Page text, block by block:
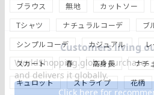
ブラウス
無地 カットソー
Tシャツ
ナチュラルコーデ ブ
シンプルコーデ
カジュアル レ
スカート
春 高身長 ナチ
キュロット
ストライプ 花柄